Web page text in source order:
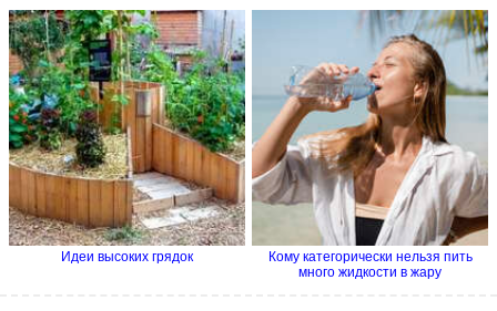
Идеи высоких грядок
Кому категорически нельзя пить
много жидкости в жару